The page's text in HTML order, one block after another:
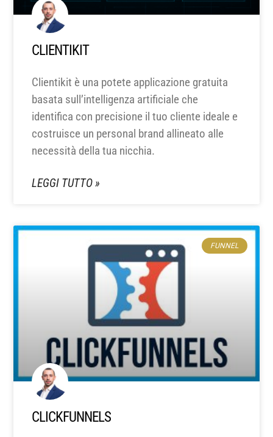
CLIENTIKIT
Clientikit è una potete applicazione gratuita
basata sull’intelligenza artificiale che
identifica con precisione il tuo cliente ideale e
costruisce un personal brand allineato alle
necessità della tua nicchia.
LEGGI TUTTO »
FUNNEL
CLICKFUNNELS